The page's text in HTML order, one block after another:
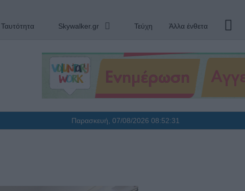
Ταυτότητα Skywalker.gr Τεύχη Άλλα ένθετα
Παρασκευή, 07/08/2026 08:52:32